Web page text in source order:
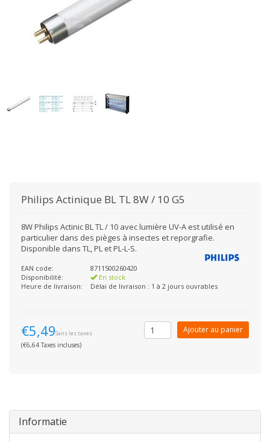
Philips Actinique BL TL 8W / 10 G5
8W Philips Actinic BL TL / 10 avec lumière UV-A est utilisé en
particulier dans des pièges à insectes et reporgrafie.
Disponible dans TL, PL et PL-L-S.
EAN code:
8711500260420
Disponibilité:
En stock
Heure de livraison:
Délai de livraison : 1 à 2 jours ouvrables
€5,49Sans les taxes
(€6,64 Taxes incluses)
Ajouter au panier
Informatie